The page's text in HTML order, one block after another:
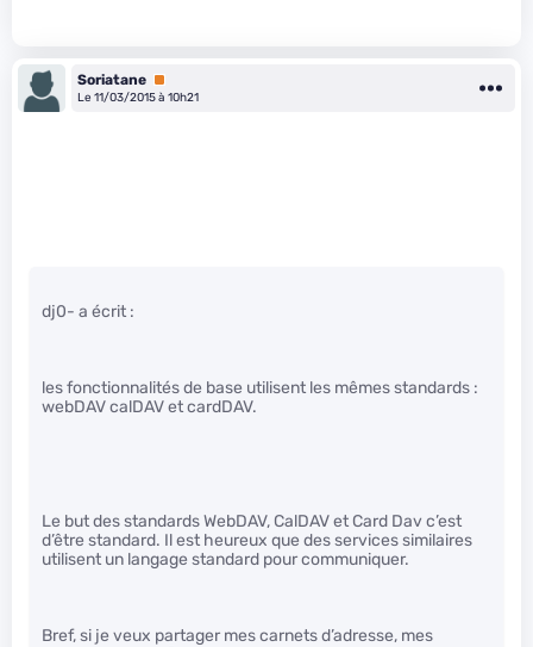
Soriatane Premium
Le 11/03/2015 à 10h21
dj0- a écrit :
les fonctionnalités de base utilisent les mêmes standards :
webDAV calDAV et cardDAV.
Le but des standards WebDAV, CalDAV et Card Dav c’est
d’être standard. Il est heureux que des services similaires
utilisent un langage standard pour communiquer.
Bref, si je veux partager mes carnets d’adresse, mes